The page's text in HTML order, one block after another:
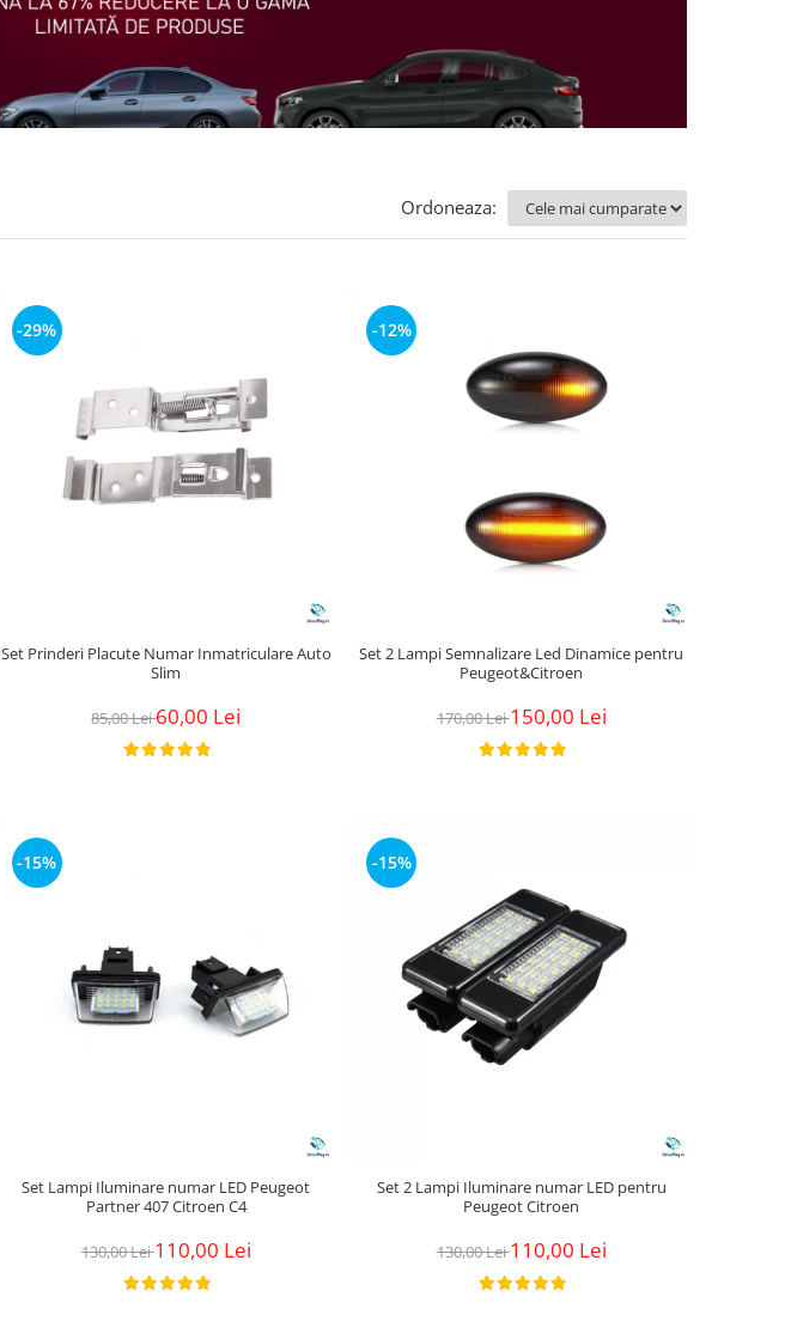
Ordoneaza:
-29%
Set Prinderi Placute Numar Inmatriculare Auto
Slim
85,00 Lei60,00 Lei
-12%
Set 2 Lampi Semnalizare Led Dinamice pentru
Peugeot&Citroen
170,00 Lei150,00 Lei
-15%
Set Lampi Iluminare numar LED Peugeot
Partner 407 Citroen C4
130,00 Lei110,00 Lei
-15%
Set 2 Lampi Iluminare numar LED pentru
Peugeot Citroen
130,00 Lei110,00 Lei